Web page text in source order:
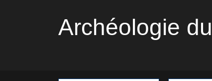
Archéologie